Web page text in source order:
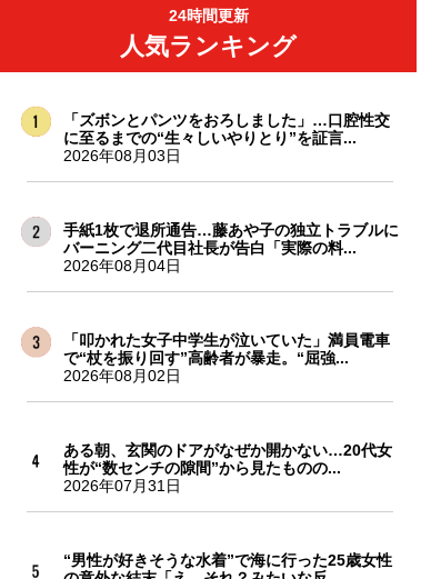
24時間更新
人気ランキング
「ズボンとパンツをおろしました」…口腔性交
に至るまでの“生々しいやりとり”を証言...
2026年08月03日
手紙1枚で退所通告…藤あや子の独立トラブルに
バーニング二代目社長が告白「実際の料...
2026年08月04日
「叩かれた女子中学生が泣いていた」満員電車
で“杖を振り回す”高齢者が暴走。“屈強...
2026年08月02日
ある朝、玄関のドアがなぜか開かない…20代女
性が“数センチの隙間”から見たものの...
2026年07月31日
“男性が好きそうな水着”で海に行った25歳女性